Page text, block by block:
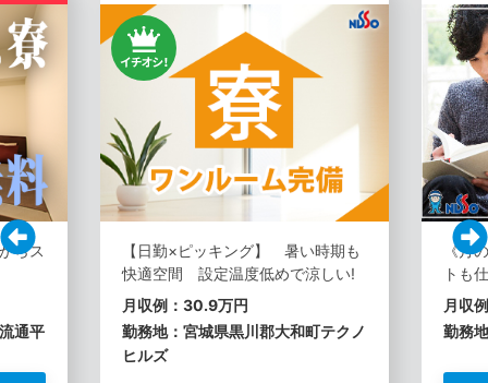
らス
通平
【日勤×ピッキング】 暑い時期も
快適空間 設定温度低めで涼しい!
月収例：30.9万円
勤務地：宮城県黒川郡大和町テクノ
ヒルズ
《月
トも
月収
勤務